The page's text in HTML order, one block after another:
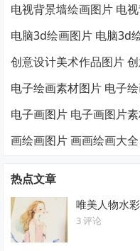
电视背景墙绘画图片 电
电脑3d绘画图片 电脑3d
创意设计美术作品图片
电子绘画素材图片 电子
电子画图片 电子画图片
画绘画图片 画画绘画大全
热点文章
唯美人物水
3 评论